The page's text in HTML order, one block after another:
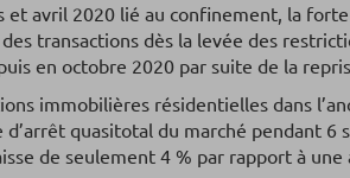
et avril 2020 lié au confinement, la
transactions dès la levée des
en octobre 2020 par suite de la
immobilières résidentielles dans
quasitotal du marché pendant 6
de seulement 4 % par rapport à